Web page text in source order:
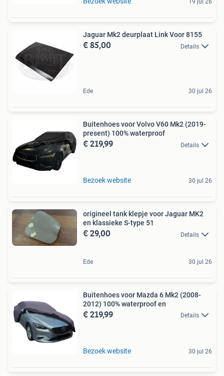
19 jul 26
Jaguar Mk2 deurplaat Link Voor 8155
€ 85,00 Details
Ede 30 jul 26
Buitenhoes voor Volvo V60 Mk2 (2019-
present) 100% waterproof
€ 219,99 Details
Bezoek website 30 jul 26
origineel tank klepje voor Jaguar MK2
en klassieke S-type 51
€ 29,00 Details
Ede 30 jul 26
Buitenhoes voor Mazda 6 Mk2 (2008-
2012) 100% waterproof en
€ 219,99 Details
Bezoek website 30 jul 26